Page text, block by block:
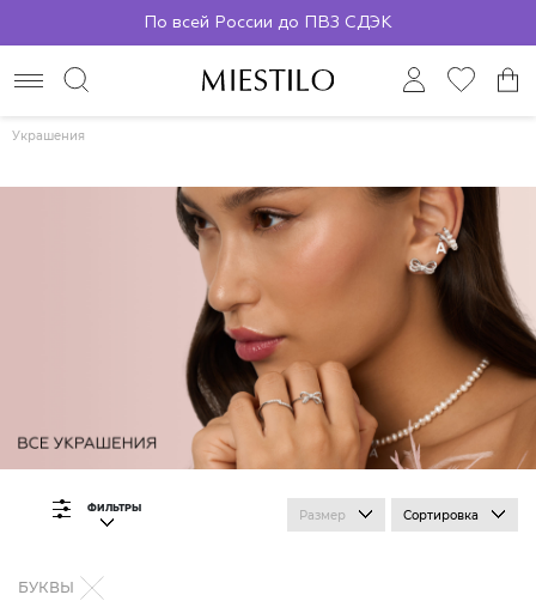
По всей России до ПВЗ СДЭК
Украшения
ФИЛЬТРЫ Размер Сортировка
БУКВЫ